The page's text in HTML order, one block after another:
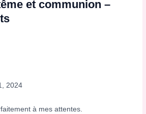
et communion –
2024
à mes attentes.